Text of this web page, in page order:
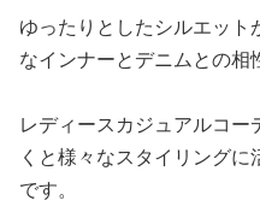
ゆったりとしたシルエッ
なインナーとデニムとの相
レディースカジュアルコ
くと様々なスタイリング
です。